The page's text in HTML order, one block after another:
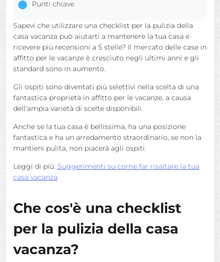
Punti chiave
Sapevi che utilizzare una checklist per la pulizia della
casa vacanza può aiutarti a mantenere la tua casa e
ricevere più recensioni a 5 stelle? Il mercato delle case in
affitto per le vacanze è cresciuto negli ultimi anni e gli
standard sono in aumento.
Gli ospiti sono diventati più selettivi nella scelta di una
fantastica proprietà in affitto per le vacanze, a causa
dell'ampia varietà di scelte disponibili.
Anche se la tua casa è bellissima, ha una posizione
fantastica e ha un arredamento straordinario, se non la
mantieni pulita, non piacerà agli ospiti.
Leggi di più: Suggerimenti su come far risaltare la tua
casa vacanza
Che cos'è una checklist
per la pulizia della casa
vacanza?